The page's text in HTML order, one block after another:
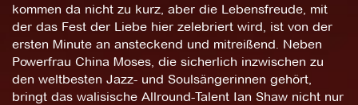
kommen da nicht zu kurz, aber die Lebensfreude, mit
der das Fest der Liebe hier zelebriert wird, ist von der
ersten Minute an ansteckend und mitreißend. Neben
Powerfrau China Moses, die sicherlich inzwischen zu
den weltbesten Jazz- und Soulsängerinnen gehört,
bringt das walisische Allround-Talent Ian Shaw nicht nur